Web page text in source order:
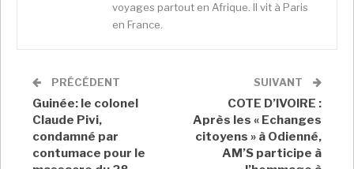
La Principauté des Baobabs, son attachement à
l’écologie mais surtout sa décision d’accompagner
La prochaine édition toute “baobabienne”
Pour l’édition 2025, La Principauté des Baobabs
“apportera un appui financier et logistique” a promis
Cudjoe Amekudzi. Le Premier ministre a aussi
voyages partout en Afrique. Il vit à Paris
en France.
PRÉCÉDENT
Guinée: le colonel
Claude Pivi,
condamné par
contumace pour le
SUIVANT
COTE D’IVOIRE :
Après les « Echanges
citoyens » à Odienné,
AM’S participe à